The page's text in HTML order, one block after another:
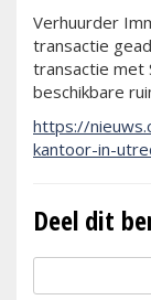
Verhuurder
transactie
transactie met
beschikbare
https://
kantoor-in-
Deel dit